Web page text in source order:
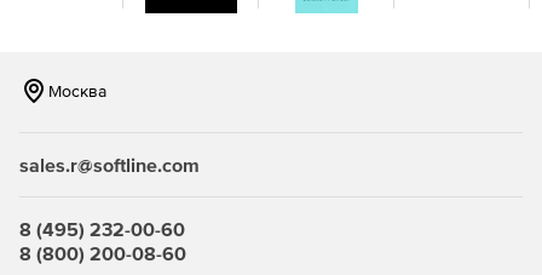
скомпрометировать пользовательские учетные
TEGU обладает встроенной уникальной системой
TEGU использует только единственную системную
совместимости даже со старыми версиями Linux.
Москва
sales.r@softline.com
8 (495) 232-00-60
8 (800) 200-08-60